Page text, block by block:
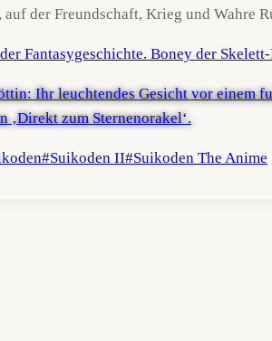
der Freundschaft, Krieg und Wahre
#Suikoden II#Suikoden The Anime